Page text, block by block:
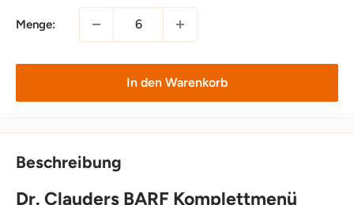
Menge:
In den Warenkorb
Beschreibung
Dr. Clauders BARF Komplettmenü